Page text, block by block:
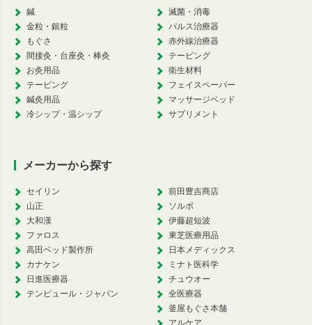
鍼
金粒・銀粒
もぐさ
間接灸・台座灸・棒灸
お灸用品
テーピング
鍼灸用品
冷シップ・温シップ
滅菌・消毒
パルス治療器
赤外線治療器
テーピング
衛生材料
フェイスペーパー
マッサージベッド
サプリメント
メーカーから探す
セイリン
山正
大和漢
ファロス
高田ベッド製作所
カナケン
日進医療器
テンピュール・ジャパン
前田豊吉商店
ソルボ
伊藤超短波
東芝医療用品
日本メディックス
ミナト医科学
チュウオー
全医療器
釜屋もぐさ本舗
アルケア